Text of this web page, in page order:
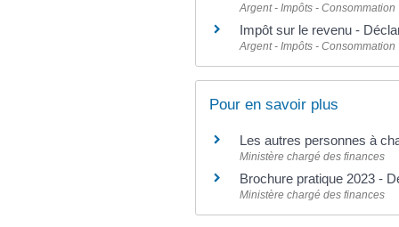
Argent - Impôts - Consommation
Impôt sur le revenu -
Argent - Impôts - Consommation
Pour en savoir plus
Les autres personnes à
Ministère chargé des finances
Brochure pratique 2023 -
Ministère chargé des finances